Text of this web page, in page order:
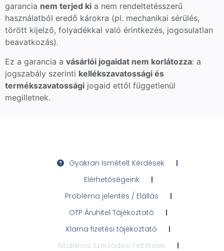
garancia nem terjed ki a nem rendeltetésszerű
használatból eredő károkra (pl. mechanikai sérülés,
törött kijelző, folyadékkal való érintkezés, jogosulatlan
beavatkozás).
Ez a garancia a vásárlói jogaidat nem korlátozza: a
jogszabály szerinti kellékszavatossági és
termékszavatossági jogaid ettől függetlenül
megilletnek.
Gyakran Ismételt Kérdések
Elérhetőségeink
Probléma jelentés / Elállás
OTP Áruhitel Tájékoztató
Klarna fizetési tájékoztató
Általános Szerződési Feltételek